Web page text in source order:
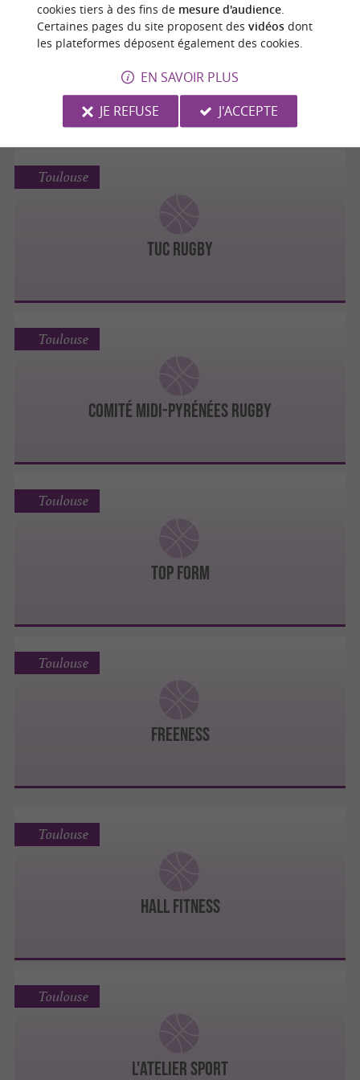
TOULOUSE RUGBY CLUB
Toulouse
TUC RUGBY
Toulouse
COMITÉ MIDI-PYRÉNÉES RUGBY
Toulouse
TOP FORM
Toulouse
FREENESS
Toulouse
HALL FITNESS
Toulouse
L'ATELIER SPORT
Toulouse
cookies tiers à des fins de mesure d'audience.
Certaines pages du site proposent des vidéosdont
les plateformes déposent également des cookies.
EN SAVOIR PLUS
JE REFUSE
J'ACCEPTE